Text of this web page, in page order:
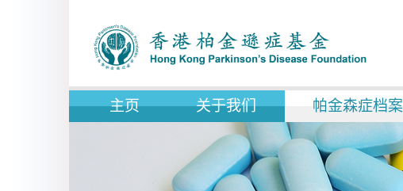
主页 关于我们 帕金森症档案